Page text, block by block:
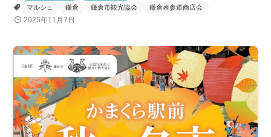
マルシェ
鎌倉 鎌倉市観光協会 鎌倉表参道商店会
2025年11月7日